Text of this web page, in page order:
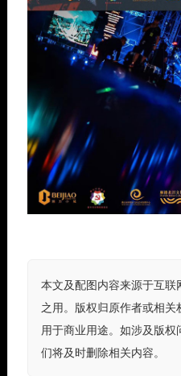
本文及配图内容来源于互
之用。版权归原作者或相
用于商业用途。如涉及版
们将及时删除相关内容。